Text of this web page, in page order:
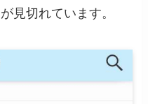
見切れています。